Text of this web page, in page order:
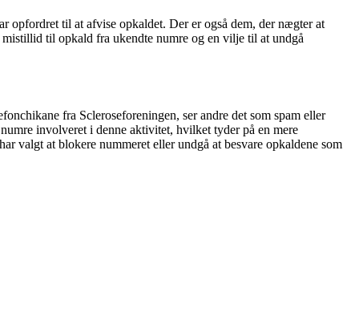
opfordret til at afvise opkaldet. Der er også dem, der nægter at
mistillid til opkald fra ukendte numre og en vilje til at undgå
fra Scleroseforeningen, ser andre det som spam eller
involveret i denne aktivitet, hvilket tyder på en mere
valgt at blokere nummeret eller undgå at besvare opkaldene som